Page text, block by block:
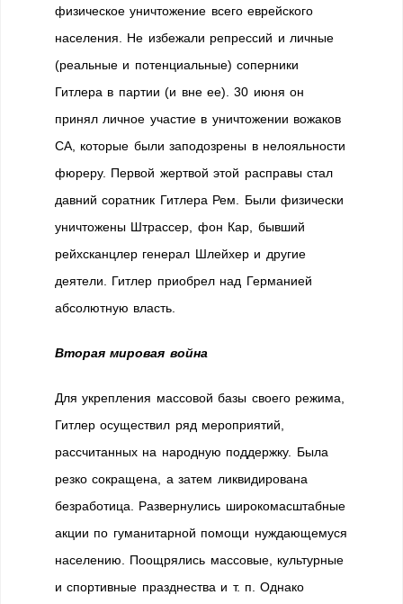
физическое уничтожение всего еврейского
населения. Не избежали репрессий и личные
(реальные и потенциальные) соперники
Гитлера в партии (и вне ее). 30 июня он
принял личное участие в уничтожении вожаков
СА, которые были заподозрены в нелояльности
фюреру. Первой жертвой этой расправы стал
давний соратник Гитлера Рем. Были физически
уничтожены Штрассер, фон Кар, бывший
рейхсканцлер генерал Шлейхер и другие
деятели. Гитлер приобрел над Германией
абсолютную власть.
Вторая мировая война
Для укрепления массовой базы своего режима,
Гитлер осуществил ряд мероприятий,
рассчитанных на народную поддержку. Была
резко сокращена, а затем ликвидирована
безработица. Развернулись широкомасштабные
акции по гуманитарной помощи нуждающемуся
населению. Поощрялись массовые, культурные
и спортивные празднества и т. п. Однако